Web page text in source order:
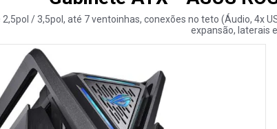
/ 3,5pol, até 7 ventoinhas, conexões no teto (Áudio, 4x
expansão, laterais
6º
mouse
8º
controle
9º
noctua
10
º fractal